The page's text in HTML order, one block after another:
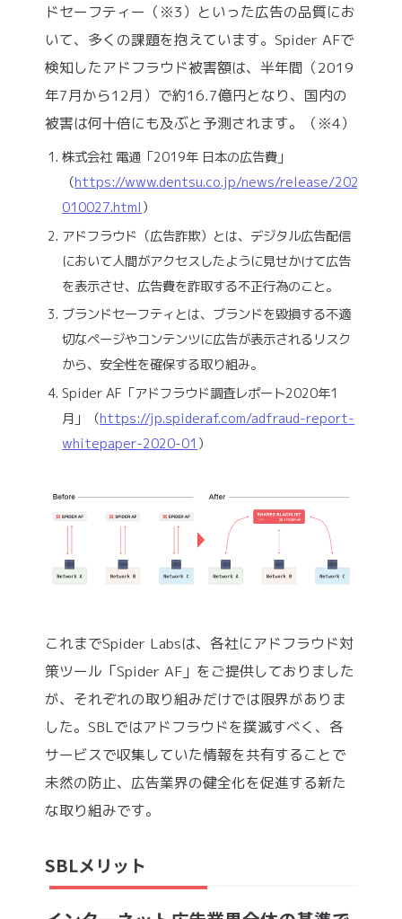
ドセーフティー（※3）といった広告の品質にお
いて、多くの課題を抱えています。Spider AFで
検知したアドフラウド被害額は、半年間（2019
年7月から12月）で約16.7億円となり、国内の
被害は何十倍にも及ぶと予測されます。（※4）
株式会社 電通「2019年 日本の広告費」
（https://www.dentsu.co.jp/news/release/2020/
010027.html）
アドフラウド（広告詐欺）とは、デジタル広告配信
において人間がアクセスしたように見せかけて広告
を表示させ、広告費を詐取する不正行為のこと。
ブランドセーフティとは、ブランドを毀損する不適
切なページやコンテンツに広告が表示されるリスク
から、安全性を確保する取り組み。
Spider AF「アドフラウド調査レポート2020年1
月」（https://jp.spideraf.com/adfraud-report-
whitepaper-2020-01 ）
これまでSpider Labsは、各社にアドフラウド対
策ツール「Spider AF」をご提供しておりました
が、それぞれの取り組みだけでは限界がありま
した。SBLではアドフラウドを撲滅すべく、各
サービスで収集していた情報を共有することで
未然の防止、広告業界の健全化を促進する新た
な取り組みです。
SBLメリット